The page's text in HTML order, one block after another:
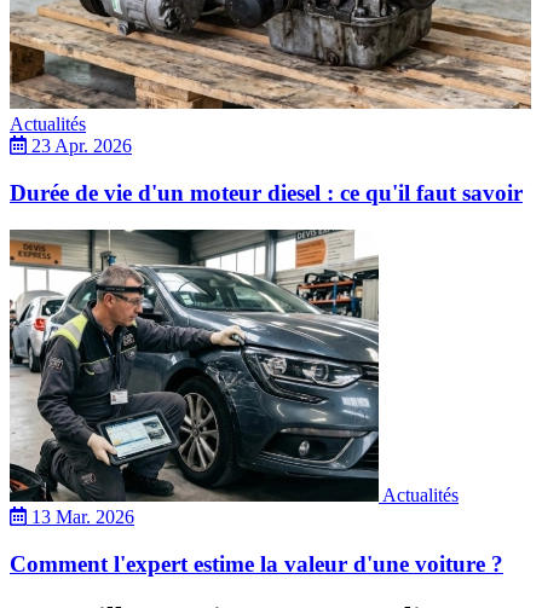
Actualités
23 Apr. 2026
Durée de vie d'un moteur diesel : ce qu'il faut savoir
Actualités
13 Mar. 2026
Comment l'expert estime la valeur d'une voiture ?